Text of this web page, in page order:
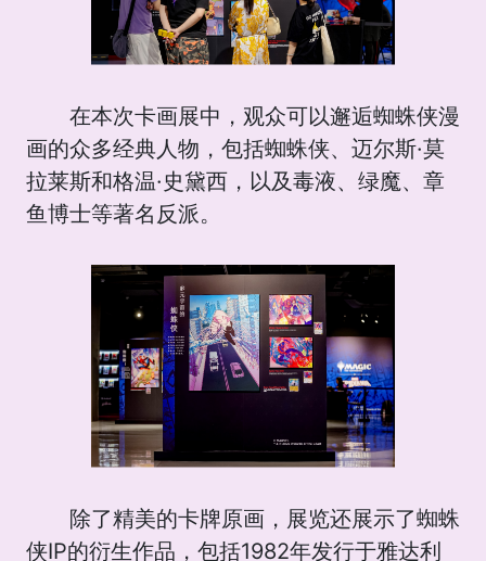
在本次卡画展中，观众可以邂逅蜘蛛侠漫
画的众多经典人物，包括蜘蛛侠、迈尔斯·莫
拉莱斯和格温·史黛西，以及毒液、绿魔、章
鱼博士等著名反派。
除了精美的卡牌原画，展览还展示了蜘蛛
侠IP的衍生作品，包括1982年发行于雅达利